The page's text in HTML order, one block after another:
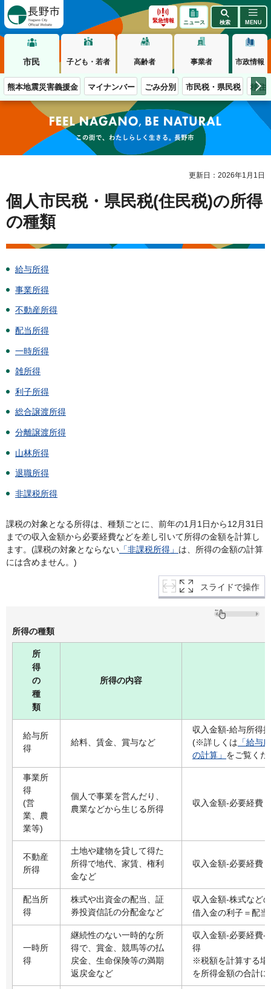
緊急情報 ニュース 検索 MENU
市民 子ども・若者 高齢者 事業者 市政情報
熊本地震災害義援金 マイナンバー ごみ分別 市民税・県民税 移住
この街で、わたしらしく生きる。長野市
更新日：2026年1月1日
個人市民税・県民税(住民税)の所得
の種類
給与所得
事業所得
不動産所得
配当所得
一時所得
雑所得
利子所得
総合譲渡所得
分離譲渡所得
山林所得
退職所得
非課税所得
課税の対象となる所得は、種類ごとに、前年の1月1日から12月31日
までの収入金額から必要経費などを差し引いて所得の金額を計算し
ます。(課税の対象とならない 「非課税所得」 は、所得の金額の計算
には含めません。)
スライドで操作
所得の種類
所
得
の
種
類
所得の内容
給与所
得
給料、賃金、賞与など
収入金額-給与所得
(※詳しくは 「給与
の計算」 をご覧くだ
事業所
得
(営
業、農
業等)
個人で事業を営んだり、
農業などから生じる所得
収入金額-必要経費
不動産
所得
土地や建物を貸して得た
所得で地代、家賃、権利
金など
収入金額-必要経費
配当所
得
株式や出資金の配当、証
券投資信託の分配金など
収入金額-株式など
借入金の利子＝配当
一時所
得
継続性のない一時的な所
得で、賞金、競馬等の払
戻金、生命保険等の満期
返戻金など
収入金額-必要経費-
得
※税額を計算する場
を所得金額の合計